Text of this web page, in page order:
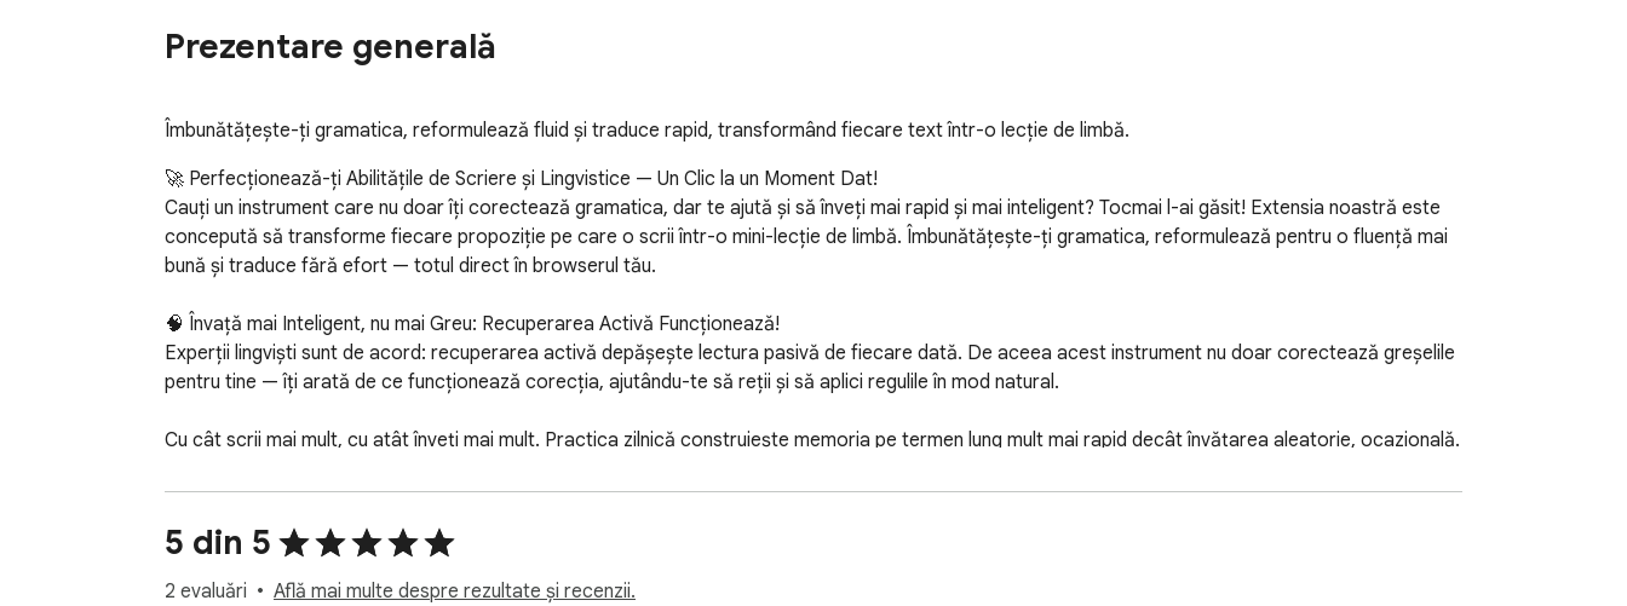
Prezentare generală
Îmbunătățește-ți gramatica, reformulează fluid și traduce rapid, transformând fiecare text într-o lecție de limbă.
🚀 Perfecționează-ți Abilitățile de Scriere și Lingvistice — Un Clic la un Moment Dat!
Cauți un instrument care nu doar îți corectează gramatica, dar te ajută și să înveți mai rapid și mai inteligent? Tocmai l-ai găsit! Extensia noastră este
concepută să transforme fiecare propoziție pe care o scrii într-o mini-lecție de limbă. Îmbunătățește-ți gramatica, reformulează pentru o fluență mai
bună și traduce fără efort — totul direct în browserul tău.
🧠 Învață mai Inteligent, nu mai Greu: Recuperarea Activă Funcționează!
Experții lingviști sunt de acord: recuperarea activă depășește lectura pasivă de fiecare dată. De aceea acest instrument nu doar corectează greșelile
pentru tine — îți arată de ce funcționează corecția, ajutându-te să reții și să aplici regulile în mod natural.
Cu cât scrii mai mult, cu atât înveți mai mult. Practica zilnică construiește memoria pe termen lung mult mai rapid decât învățarea aleatorie, ocazională.
🔄 Reformularea care îți Extinde Vocabularul
Blocat cu aceleași cuvinte la nesfârșit? Sugestiile de reformulare te ajută să descoperi noi moduri de a exprima idei, extinzându-ți vocabularul și făcând
ca scrisul tău să sune mai natural și mai fluent. În timp, îți construiești în mod natural propriul „vocabular personal” — cuvintele pe care le folosești și le
5 din 5
2 evaluări Află mai multe despre rezultate și recenzii.